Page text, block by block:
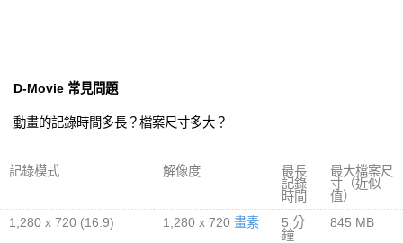
D-Movie 常見問題
動畫的記錄時間多長？檔案尺寸多大？
記錄模式 解像度
最長
記錄
時間
最大檔案尺
寸（近似
值）
1,280 x 720 (16:9)
1,280 x 720 畫素
5 分
鐘
845 MB